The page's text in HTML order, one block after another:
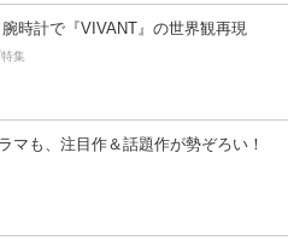
腕時計で『VIVANT』の世界観再現
集
マも、注目作＆話題作が勢ぞろい！